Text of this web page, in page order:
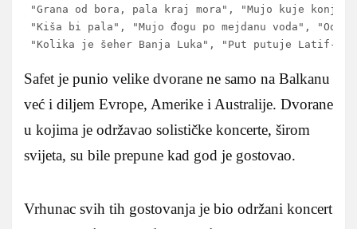
"Grana od bora, pala kraj mora", "Mujo kuje konja
"Kiša bi pala", "Mujo đogu po mejdanu voda", "Od
"Kolika je šeher Banja Luka", "Put putuje Latif-
Safet je punio velike dvorane ne samo na Balkanu
već i diljem Evrope, Amerike i Australije. Dvorane
u kojima je održavao solističke koncerte, širom
svijeta, su bile prepune kad god je gostovao.
Vrhunac svih tih gostovanja je bio održani koncert